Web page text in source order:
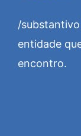
/
entidade
encontro.